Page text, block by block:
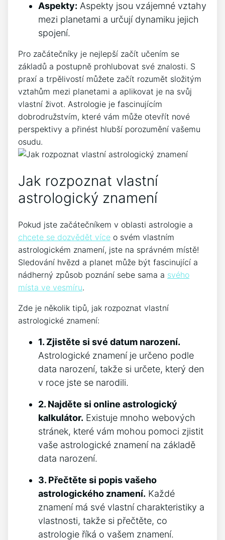
Aspekty: Aspekty jsou vzájemné vztahy
mezi planetami a určují dynamiku jejich
spojení.
Pro začátečníky je nejlepší začít učením se
základů a postupně prohlubovat své znalosti. S
praxí a trpělivostí můžete začít rozumět složitým
vztahům mezi planetami a aplikovat je na svůj
vlastní život. Astrologie je fascinujícím
dobrodružstvím, které vám může otevřít nové
perspektivy a přinést hlubší porozumění vašemu
osudu.
Jak rozpoznat vlastní
astrologický znamení
Pokud jste začátečníkem v oblasti astrologie a
chcete se dozvědět více o svém vlastním
astrologickém znamení, jste na správném místě!
Sledování hvězd a planet může být fascinující a
nádherný způsob poznání sebe sama a svého
místa ve vesmíru.
Zde je několik tipů, jak rozpoznat vlastní
astrologické znamení:
1. Zjistěte si své datum narození.
Astrologické znamení je určeno podle
data narození, takže si určete, který den
v roce jste se narodili.
2. Najděte si online astrologický
kalkulátor. Existuje mnoho webových
stránek, které vám mohou pomoci zjistit
vaše astrologické znamení na základě
data narození.
3. Přečtěte si popis vašeho
astrologického znamení. Každé
znamení má své vlastní charakteristiky a
vlastnosti, takže si přečtěte, co
astrologie říká o vašem znamení.